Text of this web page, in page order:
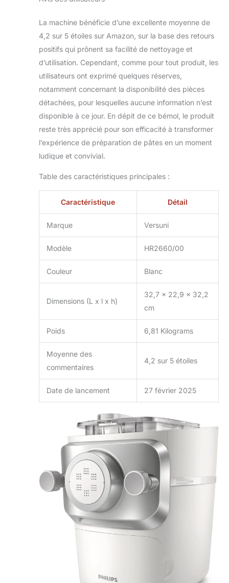
La machine bénéficie d’une excellente moyenne de
4,2 sur 5 étoiles sur Amazon, sur la base des retours
positifs qui prônent sa facilité de nettoyage et
d’utilisation. Cependant, comme pour tout produit, les
utilisateurs ont exprimé quelques réserves,
notamment concernant la disponibilité des pièces
détachées, pour lesquelles aucune information n’est
disponible à ce jour. En dépit de ce bémol, le produit
reste très apprécié pour son efficacité à transformer
l’expérience de préparation de pâtes en un moment
ludique et convivial.
Table des caractéristiques principales :
Caractéristique Détail
Marque Versuni
Modèle HR2660/00
Couleur Blanc
Dimensions (L x l x h)
32,7 x 22,9 x 32,2
cm
Poids 6,81 Kilograms
Moyenne des
commentaires
4,2 sur 5 étoiles
Date de lancement 27 février 2025